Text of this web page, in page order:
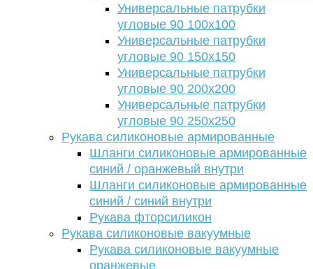
Универсальные патрубки
угловые 90 100х100
Универсальные патрубки
угловые 90 150х150
Универсальные патрубки
угловые 90 200х200
Универсальные патрубки
угловые 90 250х250
Рукава силиконовые армированные
Шланги силиконовые армированные
синий / оранжевый внутри
Шланги силиконовые армированные
синий / синий внутри
Рукава фторсиликон
Рукава силиконовые вакуумные
Рукава силиконовые вакуумные
оранжевые